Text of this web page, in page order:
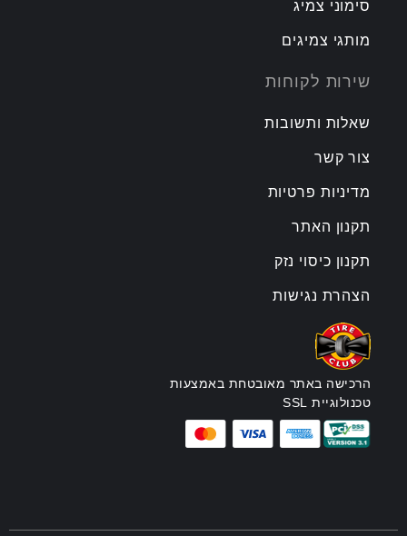
סימוני צמיג
מותגי צמיגים
שירות לקוחות
שאלות ותשובות
צור קשר
מדיניות פרטיות
תקנון האתר
תקנון כיסוי נזק
הצהרת נגישות
הרכישה באתר מאובטחת באמצעות
טכנולוגיית SSL